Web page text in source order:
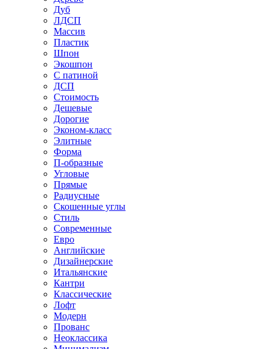
Дуб
ЛДСП
Массив
Пластик
Шпон
Экошпон
С патиной
ДСП
Стоимость
Дешевые
Дорогие
Эконом-класс
Элитные
Форма
П-образные
Угловые
Прямые
Радиусные
Скошенные углы
Стиль
Современные
Евро
Английские
Дизайнерские
Итальянские
Кантри
Классические
Лофт
Модерн
Прованс
Неоклассика